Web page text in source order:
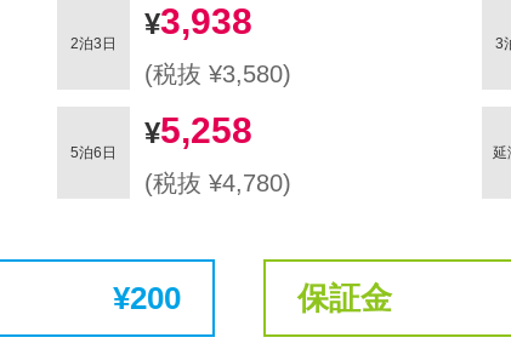
2泊3日
3,938
(税抜 ¥3,580)
3
5泊6日
5,258
(税抜 ¥4,780)
延
200 保証金